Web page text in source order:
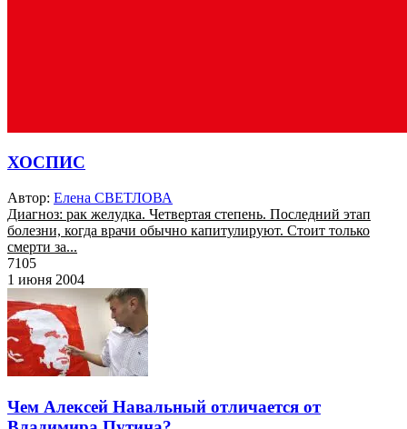
ХОСПИС
Автор: Елена СВЕТЛОВА
Диагноз: рак желудка. Четвертая степень. Последний этап
болезни, когда врачи обычно капитулируют. Стоит только
смерти за...
7105
1 июня 2004
Чем Алексей Навальный отличается от